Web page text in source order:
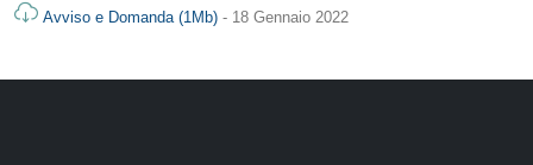
Avviso e Domanda (1Mb) - 18 Gennaio 2022